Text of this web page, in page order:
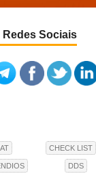
Sociais
CHECK LIST
DDS